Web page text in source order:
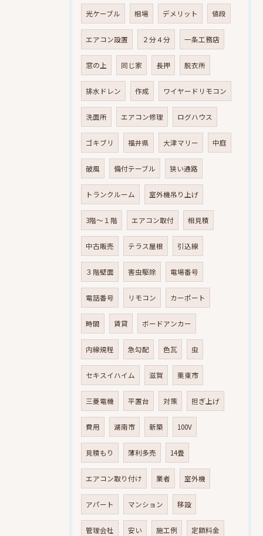
光ケーブル 相場 デメリット 値段
エアコン設置 ２分４分 一条工務店
窓の上 同じ家 長押 脱衣所
排水ドレン 作成 ワイヤードリモコン
洗面所 エアコン修理 ログハウス
ゴキブリ 福井県 大津マリー 中庭
破風 備付テーブル 狭い通路
トランクルーム 室外機吊り上げ
3階～１階 エアコン取付 相見積
中古販売 テラス屋根 引込線
３階壁面 害虫駆除 電場番号
電話番号 リモコン カーポート
時間 賃貸 ボードアンカー
内線規程 急勾配 色瓦 虫
セキスイハイム 滋賀 栗東市
三菱電機 平置台 対策 担ぎ上げ
費用 湖南市 新築 100V
見積もり 薄利多売 14畳
エアコン取り付け 業者 室外機
アパート マンション 移設
管理会社 安い 施工例 定額料金